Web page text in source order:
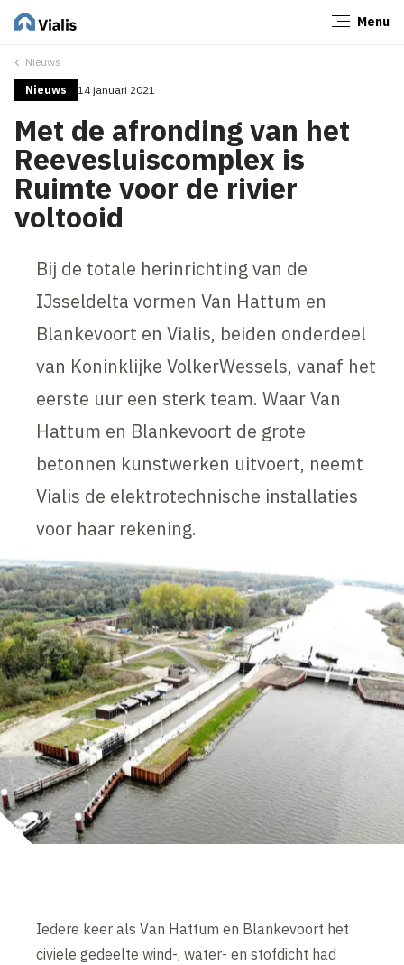
Menu
Nieuws
Nieuws 14 januari 2021
Met de afronding van het
Reevesluiscomplex is
Ruimte voor de rivier
voltooid
Bij de totale herinrichting van de
IJsseldelta vormen Van Hattum en
Blankevoort en Vialis, beiden onderdeel
van Koninklijke VolkerWessels, vanaf het
eerste uur een sterk team. Waar Van
Hattum en Blankevoort de grote
betonnen kunstwerken uitvoert, neemt
Vialis de elektrotechnische installaties
voor haar rekening.
Iedere keer als Van Hattum en Blankevoort het
civiele gedeelte wind-, water- en stofdicht had
Sluiten